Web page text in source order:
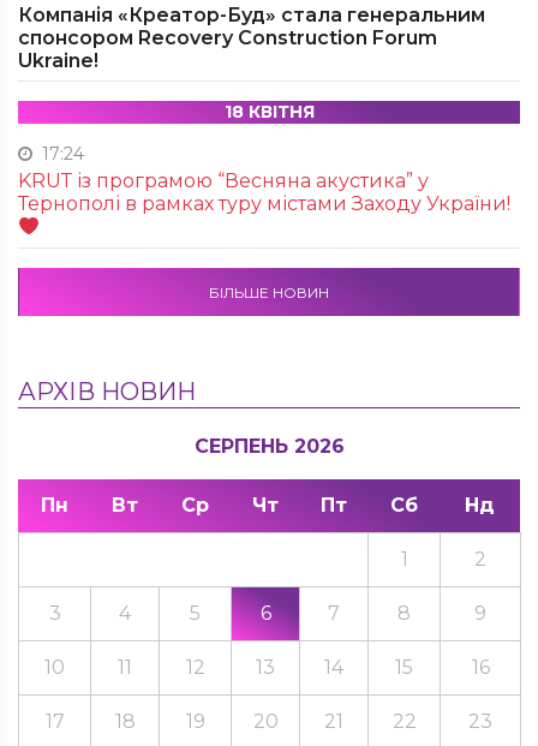
Компанія «Креатор-Буд» стала генеральним
спонсором Recovery Construction Forum
Ukraine!
18 КВІТНЯ
17:24
KRUТ із програмою “Весняна акустика” у
Тернополі в рамках туру містами Заходу України!
БІЛЬШЕ НОВИН
АРХІВ НОВИН
СЕРПЕНЬ 2026
Пн Вт Ср Чт Пт Сб Нд
1 2
3 4 5 6 7 8 9
10 11 12 13 14 15 16
17 18 19 20 21 22 23